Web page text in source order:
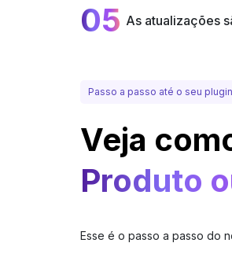
05 As atualizações
Passo a passo até o seu plugin
Veja
Produto
Esse é o passo a passo do